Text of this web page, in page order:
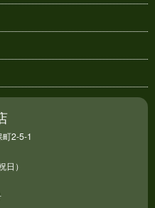
2-5-1
）